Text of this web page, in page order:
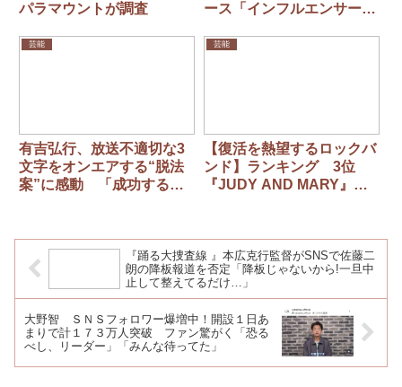
パラマウントが調査
ース「インフルエンサー×
「レコード大賞新人賞」
芸能
有吉弘行、放送不適切な3
文字をオンエアする“脱法
案”に感動 「成功するん
芸能
【復活を熱望するロックバ
ンド】ランキング 3位
『JUDY AND MARY』、2
い」
『踊る大捜査線 』本広克行監督がSNSで佐藤二
朗の降板報道を否定「降板じゃないから!一旦中
止して整えてるだけ…」
大野智 ＳＮＳフォロワー爆増中！開設１日あ
まりで計１７３万人突破 ファン驚がく「恐る
べし、リーダー」「みんな待ってた」